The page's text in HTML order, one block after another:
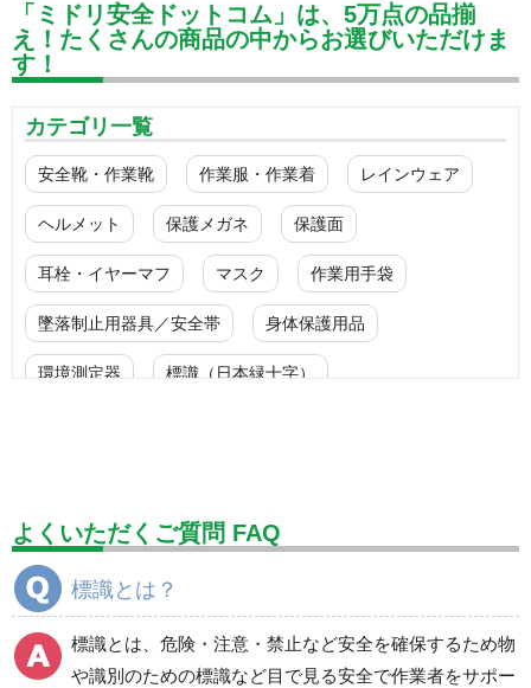
「ミドリ安全ドットコム」は、5万点の品揃
え！たくさんの商品の中からお選びいただけま
す！
カテゴリ一覧
安全靴・作業靴 作業服・作業着 レインウェア
ヘルメット 保護メガネ 保護面
耳栓・イヤーマフ マスク 作業用手袋
墜落制止用器具／安全帯 身体保護用品
環境測定器 標識（日本緑十字）
設備用品・作業補助用品 工事作業用品
分煙対策機器
電気保守用品 ワイパー クリーンルーム対策用品
防災グッズ（防災セット） 救急医療品
よくいただくご質問 FAQ
標識とは？
標識とは、危険・注意・禁止など安全を確保するため物
や識別のための標識など目で見る安全で作業者をサポー